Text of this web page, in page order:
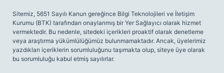
Sitemiz, 5651 Sayılı Kanun gereğince Bilgi Teknolojileri ve İletişim
Kurumu (BTK) tarafından onaylanmış bir Yer Sağlayıcı olarak hizmet
vermektedir. Bu nedenle, sitedeki içerikleri proaktif olarak denetleme
veya araştırma yükümlülüğümüz bulunmamaktadır. Ancak, üyelerimiz
yazdıkları içeriklerin sorumluluğunu taşımakta olup, siteye üye olarak
bu sorumluluğu kabul etmiş sayılırlar.